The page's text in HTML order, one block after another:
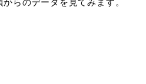
らのデータを見てみます。